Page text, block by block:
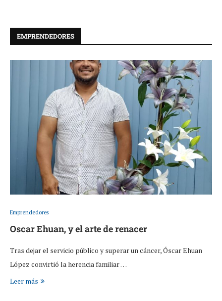
EMPRENDEDORES
Emprendedores
Oscar Ehuan, y el arte de renacer
Tras dejar el servicio público y superar un cáncer, Óscar Ehuan
López convirtió la herencia familiar …
Leer más